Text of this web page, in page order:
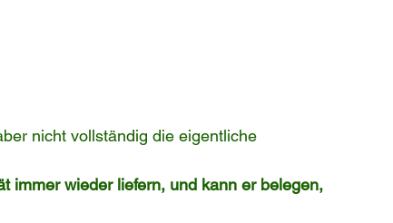
nicht vollständig die eigentliche
immer wieder liefern, und kann er belegen,